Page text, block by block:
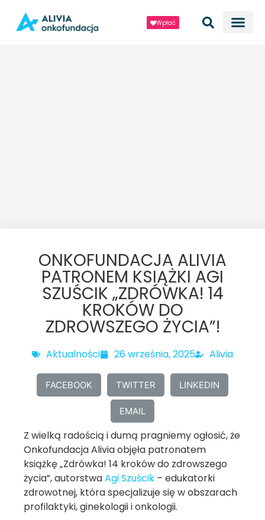
Wpłać
ONKOFUNDACJA ALIVIA
PATRONEM KSIĄŻKI AGI
SZUŚCIK „ZDRÓWKA! 14
KROKÓW DO
ZDROWSZEGO ŻYCIA”!
Aktualności 26 września, 2025 Alivia
FACEBOOK TWITTER LINKEDIN
EMAIL
Z wielką radością i dumą pragniemy ogłosić, że
Onkofundacja Alivia objęła patronatem
książkę „Zdrówka! 14 kroków do zdrowszego
życia”, autorstwaAgi Szuścik – edukatorki
zdrowotnej, która specjalizuje się w obszarach
profilaktyki, ginekologii i onkologii.